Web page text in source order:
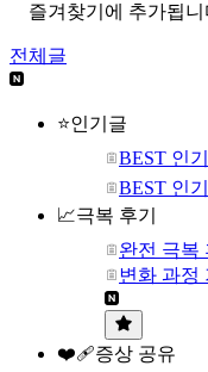
즐겨찾기에 추가됩니
전체글
⭐인기글
BEST 인
BEST 인
📈극복 후기
완전 극복
변화 과정
❤️‍🩹증상 공유